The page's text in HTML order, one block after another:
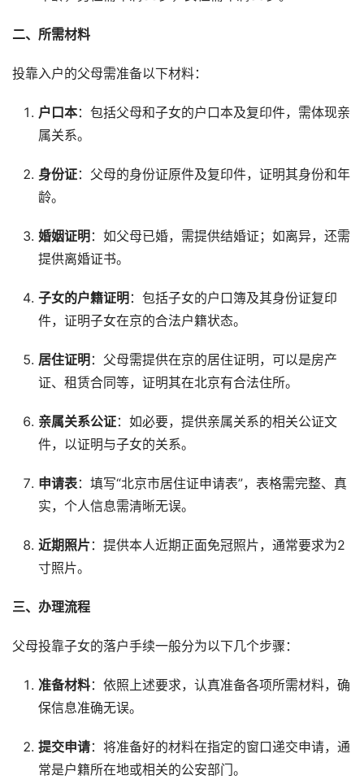
二、所需材料
投靠入户的父母需准备以下材料：
户口本：包括父母和子女的户口本及复印件，需体现亲
属关系。
身份证：父母的身份证原件及复印件，证明其身份和年
龄。
婚姻证明 ：如父母已婚，需提供结婚证；如离异，还需
提供离婚证书。
子女的户籍证明 ：包括子女的户口簿及其身份证复印
件，证明子女在京的合法户籍状态。
居住证明 ：父母需提供在京的居住证明，可以是房产
证、租赁合同等，证明其在北京有合法住所。
亲属关系公证：如必要，提供亲属关系的相关公证文
件，以证明与子女的关系。
申请表：填写“北京市居住证申请表”，表格需完整、真
实，个人信息需清晰无误。
近期照片 ：提供本人近期正面免冠照片，通常要求为2
寸照片。
三、办理流程
父母投靠子女的落户手续一般分为以下几个步骤：
准备材料：依照上述要求，认真准备各项所需材料，确
保信息准确无误。
提交申请：将准备好的材料在指定的窗口递交申请，通
常是户籍所在地或相关的公安部门。